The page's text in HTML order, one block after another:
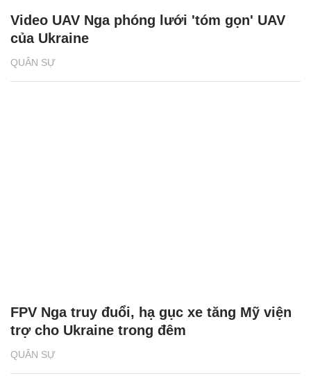
QUÂN SỰ
Video UAV Nga phóng lưới 'tóm gọn' UAV
của Ukraine
QUÂN SỰ
FPV Nga truy đuổi, hạ gục xe tăng Mỹ viện
trợ cho Ukraine trong đêm